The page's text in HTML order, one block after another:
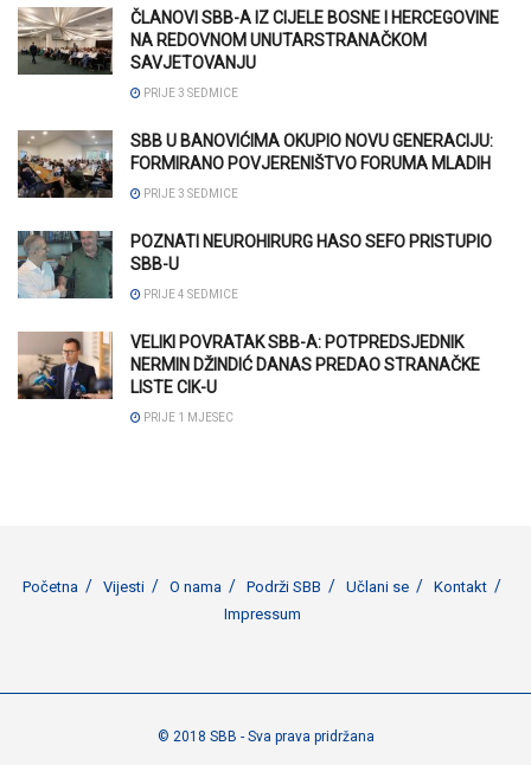
ČLANOVI SBB-A IZ CIJELE BOSNE I HERCEGOVINE
NA REDOVNOM UNUTARSTRANAČKOM
SAVJETOVANJU
PRIJE 3 SEDMICE
SBB U BANOVIĆIMA OKUPIO NOVU GENERACIJU:
FORMIRANO POVJERENIŠTVO FORUMA MLADIH
PRIJE 3 SEDMICE
POZNATI NEUROHIRURG HASO SEFO PRISTUPIO
SBB-U
PRIJE 4 SEDMICE
VELIKI POVRATAK SBB-A: POTPREDSJEDNIK
NERMIN DŽINDIĆ DANAS PREDAO STRANAČKE
LISTE CIK-U
PRIJE 1 MJESEC
Početna Vijesti O nama Podrži SBB Učlani se
Kontakt
Impressum
© 2018 SBB - Sva prava pridržana